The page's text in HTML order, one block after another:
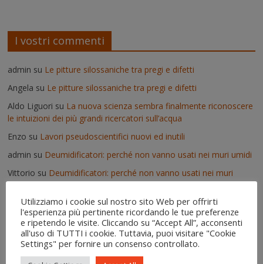
I vostri commenti
admin su Le pitture silossaniche tra pregi e difetti
Angela su Le pitture silossaniche tra pregi e difetti
Aldo Liguori su La nuova scienza sembra finalmente riconoscere
le intuizioni dei più grandi ricercatori sull’acqua
Enzo su Lavori pseudoscientifici nuovi ed inutili
admin su Deumidificatori: perché non vanno usati nei muri umidi
Vittorio su Deumidificatori: perché non vanno usati nei muri
umidi
Il risanamento delle murature dopo un'alluvione - IgroDry
Come si usa IgroDry
adminsu Pitture termiche: pro e contro su alcuni prodotti in
commercio
Utilizziamo i cookie sul nostro sito Web per offrirti
l'esperienza più pertinente ricordando le tue preferenze
e ripetendo le visite. Cliccando su “Accept All”, acconsenti
all'uso di TUTTI i cookie. Tuttavia, puoi visitare "Cookie
Settings" per fornire un consenso controllato.